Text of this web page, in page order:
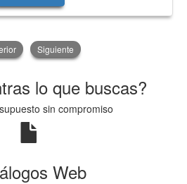
Siguiente
lo que buscas?
sin compromiso
Web